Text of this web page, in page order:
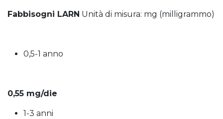
Fabbisogni LARN Unità di misura: mg (milligrammo)
0,5-1 anno
0,55 mg/die
1-3 anni